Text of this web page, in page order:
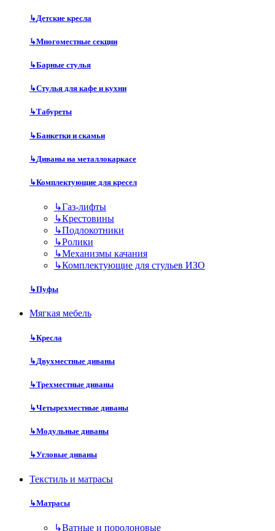
↳Детские кресла
↳Многоместные секции
↳Барные стулья
↳Стулья для кафе и кухни
↳Табуреты
↳Банкетки и скамьи
↳Диваны на металлокаркасе
↳Комплектующие для кресел
↳Газ-лифты
↳Крестовины
↳Подлокотники
↳Ролики
↳Механизмы качания
↳Комплектующие для стульев ИЗО
↳Пуфы
Мягкая мебель
↳Кресла
↳Двухместные диваны
↳Трехместные диваны
↳Четырехместные диваны
↳Модульные диваны
↳Угловые диваны
Текстиль и матрасы
↳Матрасы
↳Ватные и поролоновые